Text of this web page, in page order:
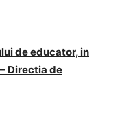
de educator, in
Directia de